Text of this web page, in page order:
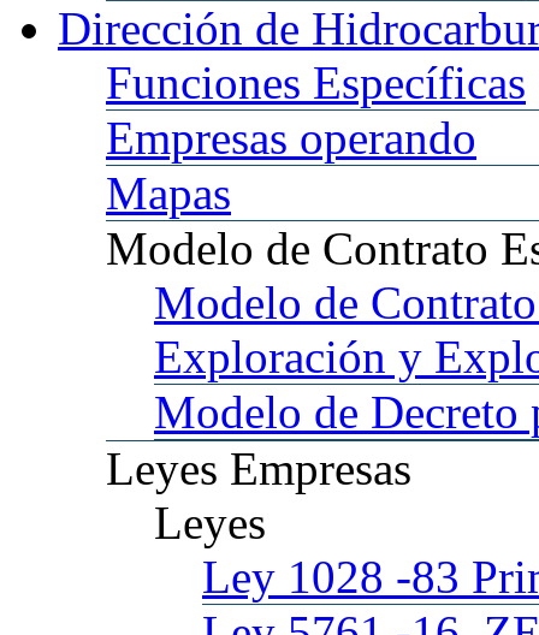
Dirección de
Funciones Específicas
Empresas operando
Mapas
Modelo de Contrato
Modelo de
Exploración y
Modelo de Decreto
Leyes Empresas
Leyes
Ley 1028 -83